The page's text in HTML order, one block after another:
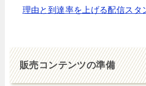
理由と到達率を上げる配信スタ
販売コンテンツの準備